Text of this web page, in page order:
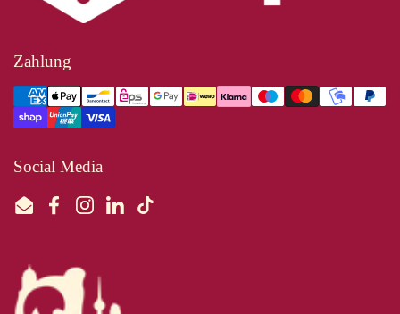
Zahlung
Social Media
EmailFacebookInstagram
LinkedInTikTok